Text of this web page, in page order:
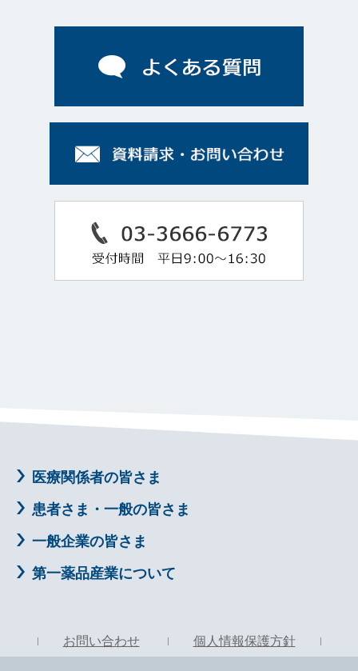
医療関係者の皆さま
患者さま・一般の皆さま
一般企業の皆さま
第一薬品産業について
お問い合わせ 個人情報保護方針